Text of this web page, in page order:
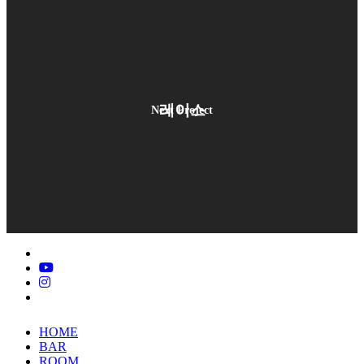
Next Project
레이스
twitter
youtube
instagram
Close
Menu
HOME
BAR
ROOM